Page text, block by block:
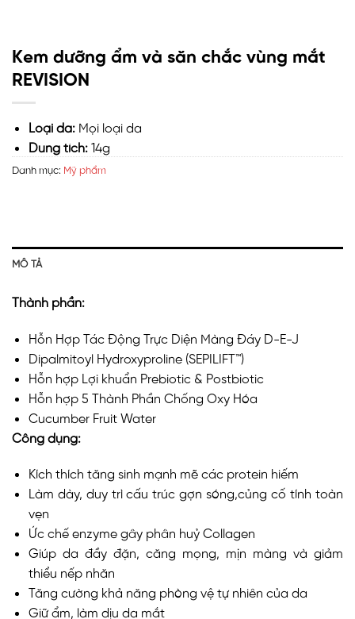
Kem dưỡng ẩm và săn chắc vùng mắt
REVISION
Loại da:Mọi loại da
Dung tích: 14g
Danh mục: Mỹ phẩm
MÔ TẢ
Thành phần:
Hỗn Hợp Tác Động Trực Diện Màng Đáy D-E-J
Dipalmitoyl Hydroxyproline (SEPILIFT™)
Hỗn hợp Lợi khuẩn Prebiotic & Postbiotic
Hỗn hợp 5 Thành Phần Chống Oxy Hóa
Cucumber Fruit Water
Công dụng:
Kích thích tăng sinh mạnh mẽ các protein hiếm
Làm dày, duy trì cấu trúc gợn sóng,củng cố tính toàn
vẹn
Ức chế enzyme gây phân huỷ Collagen
Giúp da đầy đặn, căng mọng, mịn màng và giảm
thiểu nếp nhăn
Tăng cường khả năng phòng vệ tự nhiên của da
Giữ ẩm, làm dịu da mắt